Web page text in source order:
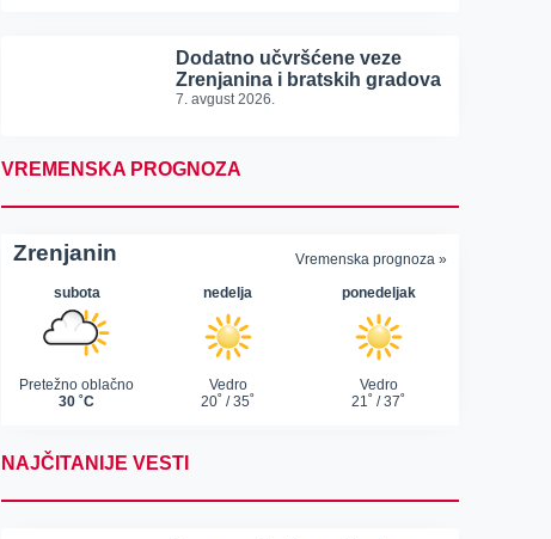
Dodatno učvršćene veze
Zrenjanina i bratskih gradova
7. avgust 2026.
VREMENSKA PROGNOZA
NAJČITANIJE VESTI